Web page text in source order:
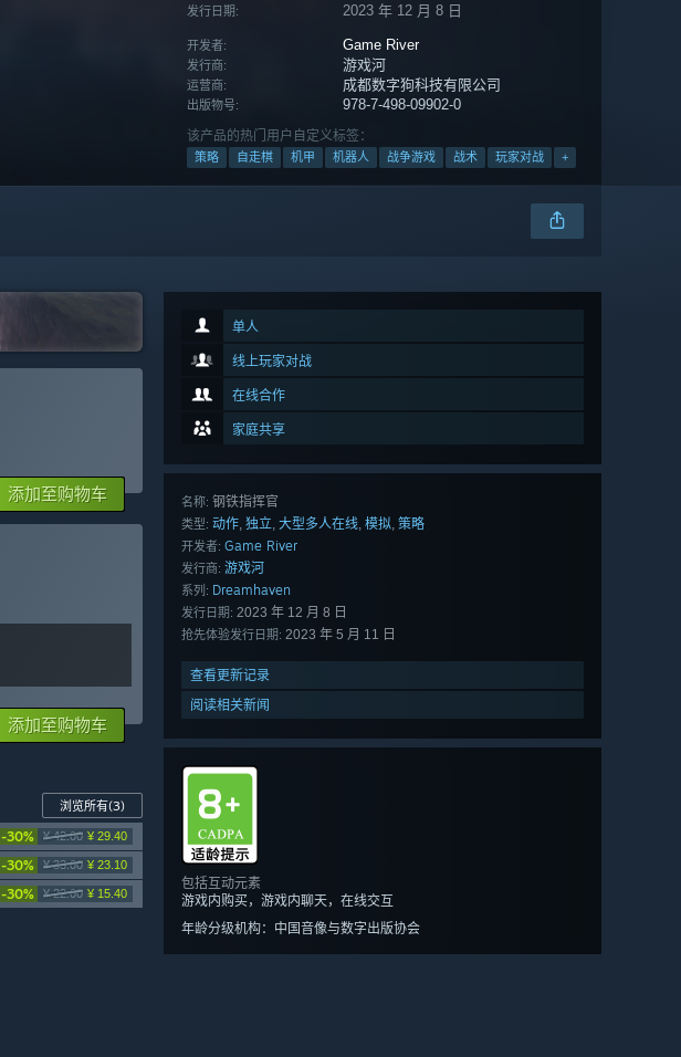
发行日期: 2023 年 12 月 8 日
开发者: Game River
发行商: 游戏河
运营商: 成都数字狗科技有限公司
出版物号: 978-7-498-09902-0
该产品的热门用户自定义标签：
策略 自走棋 机甲 机器人 战争游戏 战术 玩家对战 +
单人
线上玩家对战
在线合作
家庭共享
名称: 钢铁指挥官
类型: 动作 独立 大型多人在线 模拟 策略
开发者: Game River
发行商: 游戏河
系列: Dreamhaven
发行日期: 2023 年 12 月 8 日
抢先体验发行日期: 2023 年 5 月 11 日
查看更新记录
阅读相关新闻
包括互动元素
游戏内购买，游戏内聊天，在线交互
年龄分级机构：中国音像与数字出版协会
添加至购物车
添加至购物车
浏览所有(3)
-30% ¥ 42.00 ¥ 29.40
-30% ¥ 33.00 ¥ 23.10
-30% ¥ 22.00 ¥ 15.40